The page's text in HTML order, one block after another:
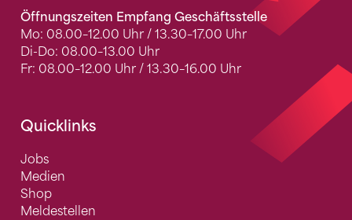
Öffnungszeiten Empfang Geschäftsstelle
Mo: 08.00–12.00 Uhr / 13.30–17.00 Uhr
Di-Do: 08.00–13.00 Uhr
Fr: 08.00–12.00 Uhr / 13.30–16.00 Uhr
Quicklinks
Jobs
Medien
Shop
Meldestellen